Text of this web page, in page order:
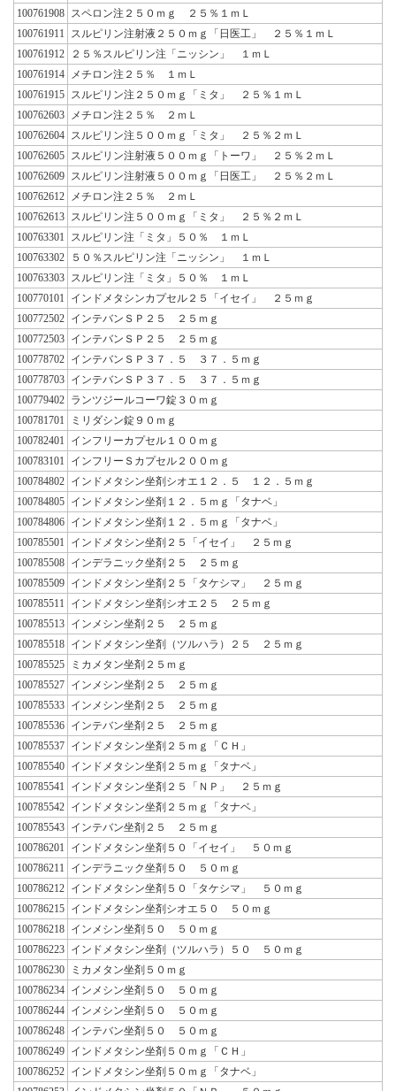
100761908
スペロン注２５０ｍｇ ２５％１ｍＬ
100761911
スルピリン注射液２５０ｍｇ「日医工」 ２５％１ｍＬ
100761912
２５％スルピリン注「ニッシン」 １ｍＬ
100761914
メチロン注２５％ １ｍＬ
100761915
スルピリン注２５０ｍｇ「ミタ」 ２５％１ｍＬ
100762603
メチロン注２５％ ２ｍＬ
100762604
スルピリン注５００ｍｇ「ミタ」 ２５％２ｍＬ
100762605
スルピリン注射液５００ｍｇ「トーワ」 ２５％２ｍＬ
100762609
スルピリン注射液５００ｍｇ「日医工」 ２５％２ｍＬ
100762612
メチロン注２５％ ２ｍＬ
100762613
スルピリン注５００ｍｇ「ミタ」 ２５％２ｍＬ
100763301
スルピリン注「ミタ」５０％ １ｍＬ
100763302
５０％スルピリン注「ニッシン」 １ｍＬ
100763303
スルピリン注「ミタ」５０％ １ｍＬ
100770101
インドメタシンカプセル２５「イセイ」 ２５ｍｇ
100772502 インテバンＳＰ２５ ２５ｍｇ
100772503 インテバンＳＰ２５ ２５ｍｇ
100778702 インテバンＳＰ３７．５ ３７．５ｍｇ
100778703 インテバンＳＰ３７．５ ３７．５ｍｇ
100779402 ランツジールコーワ錠３０ｍｇ
100781701
ミリダシン錠９０ｍｇ
100782401
インフリーカプセル１００ｍｇ
100783101
インフリーＳカプセル２００ｍｇ
100784802 インドメタシン坐剤シオエ１２．５ １２．５ｍｇ
100784805 インドメタシン坐剤１２．５ｍｇ「タナベ」
100784806 インドメタシン坐剤１２．５ｍｇ「タナベ」
100785501
インドメタシン坐剤２５「イセイ」 ２５ｍｇ
100785508 インデラニック坐剤２５ ２５ｍｇ
100785509 インドメタシン坐剤２５「タケシマ」 ２５ｍｇ
100785511
インドメタシン坐剤シオエ２５ ２５ｍｇ
100785513 インメシン坐剤２５ ２５ｍｇ
100785518 インドメタシン坐剤（ツルハラ）２５ ２５ｍｇ
100785525
ミカメタン坐剤２５ｍｇ
100785527 インメシン坐剤２５ ２５ｍｇ
100785533 インメシン坐剤２５ ２５ｍｇ
100785536 インテバン坐剤２５ ２５ｍｇ
100785537 インドメタシン坐剤２５ｍｇ「ＣＨ」
100785540 インドメタシン坐剤２５ｍｇ「タナベ」
100785541
インドメタシン坐剤２５「ＮＰ」 ２５ｍｇ
100785542 インドメタシン坐剤２５ｍｇ「タナベ」
100785543 インテバン坐剤２５ ２５ｍｇ
100786201
インドメタシン坐剤５０「イセイ」 ５０ｍｇ
100786211
インデラニック坐剤５０ ５０ｍｇ
100786212 インドメタシン坐剤５０「タケシマ」 ５０ｍｇ
100786215 インドメタシン坐剤シオエ５０ ５０ｍｇ
100786218 インメシン坐剤５０ ５０ｍｇ
100786223 インドメタシン坐剤（ツルハラ）５０ ５０ｍｇ
100786230
ミカメタン坐剤５０ｍｇ
100786234 インメシン坐剤５０ ５０ｍｇ
100786244 インメシン坐剤５０ ５０ｍｇ
100786248 インテバン坐剤５０ ５０ｍｇ
100786249 インドメタシン坐剤５０ｍｇ「ＣＨ」
100786252 インドメタシン坐剤５０ｍｇ「タナベ」